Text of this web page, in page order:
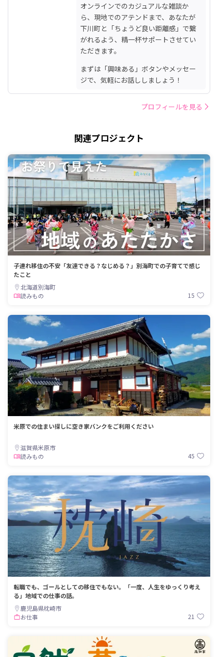
オンラインでのカジュアルな雑談か
ら、現地でのアテンドまで、あなたが
下川町と「ちょうど良い距離感」で繋
がれるよう、精一杯サポートさせてい
ただきます。
まずは「興味ある」ボタンやメッセー
ジで、気軽にお話ししましょう！
プロフィールを見る
関連プロジェクト
子連れ移住の不安「友達できる？なじめる？」別海町での子育てで感じ
たこと
北海道別海町
読みもの
15
米原での住まい探しに空き家バンクをご利用ください
滋賀県米原市
読みもの
45
転職でも、ゴールとしての移住でもない。「一度、人生をゆっくり考え
る」地域での仕事の話。
鹿児島県枕崎市
お仕事
21